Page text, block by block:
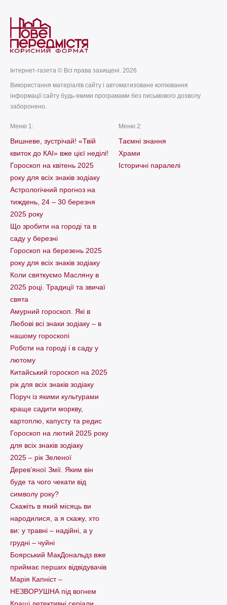
Інтернет-газета © Всі права захищені. 2026
Використання матеріалів сайту і автоматизоване копіювання
інформації сайту будь-якими програмами без письмового дозволу
заборонено.
Меню 1:
Вишневе, зустрічай! «Твій
квиток до КАІ» вже цієї неділі!
Гороскоп на квітень 2025
року для всіх знаків зодіаку
Астрологічний прогноз на
тиждень, 24 – 30 березня
2025 року
Що зробити на городі та в
саду у березні
Гороскоп на березень 2025
року для всіх знаків зодіаку
Коли святкуємо Масляну в
2025 році. Традиції та звичаї
свята
Амурний гороскоп. Які в
Любові всі знаки зодіаку – в
нашому гороскопі
Pоботи на городі і в саду у
лютому
Китайський гороскоп на 2025
рік для всіх знаків зодіаку
Поруч із якими культурами
краще садити моркву,
картоплю, капусту та редис
Гороскоп на лютий 2025 року
для всіх знаків зодіаку
2025 – рік Зеленої
Дерев’яної Змії. Яким він
буде та чого чекати від
символу року?
Скажіть в який місяць ви
народилися, а я скажу, хто
ви: у травні – надійні, а у
грудні – чуйні
Боярський МакДональдз вже
приймає перших відвідувачів
Марія Капніст –
НЕЗВОРУШНА під вогнем
Меню 2:
Таємні знання
Храми
Історичні паралелі